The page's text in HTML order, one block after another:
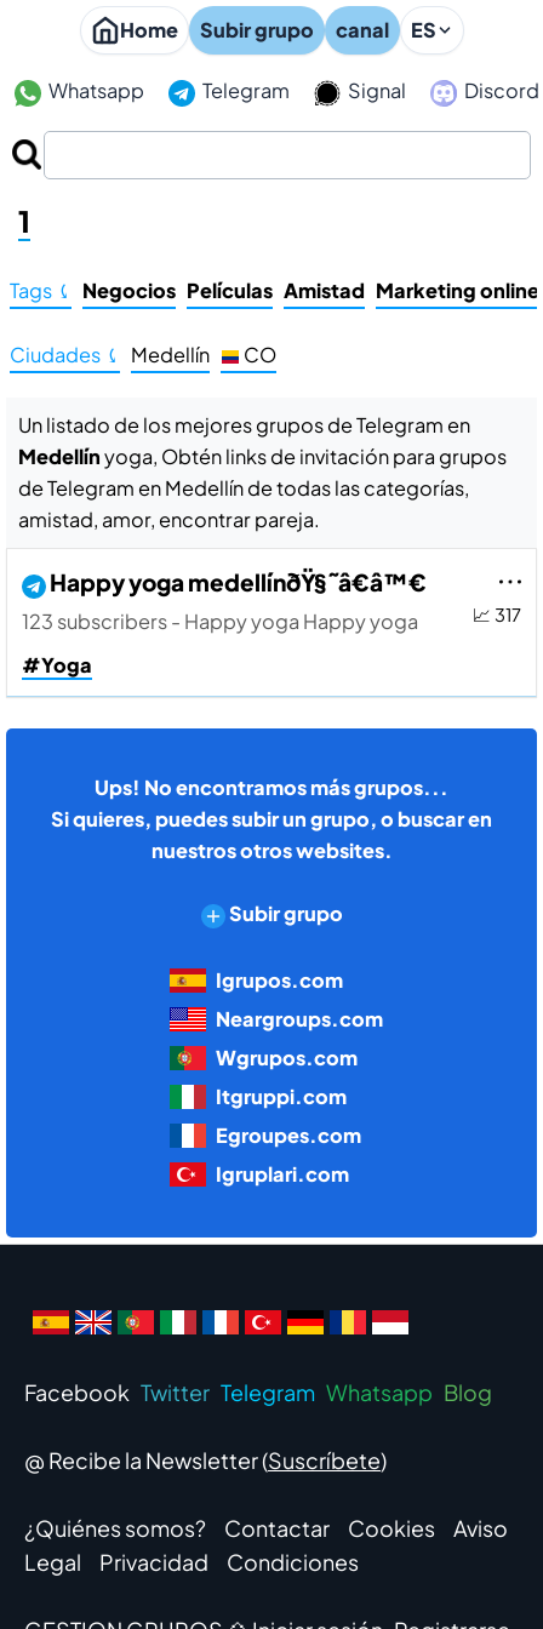
Home Subir grupo canal ES
Whatsapp Telegram Signal Discord
Grupos de Telegram en Medellín yoga
1
Tags ⤹ Negocios Películas Amistad Marketing online
Ciudades ⤹ Medellín CO
Un listado de los mejores grupos de Telegram en
Medellínyoga, Obtén links de invitación para grupos
de Telegram en Medellín de todas las categorías,
amistad, amor, encontrar pareja.
📈 317
Happy yoga medellí­nðŸ§˜â€â™€
123 subscribers - Happy yoga Happy yoga
#Yoga
Ups! No encontramos más grupos...
Si quieres, puedes subir un grupo, o buscar en
nuestros otros websites.
Subir grupo
Igrupos.com
Neargroups.com
Wgrupos.com
Itgruppi.com
Egroupes.com
Igruplari.com
Facebook Twitter Telegram Whatsapp Blog
@ Recibe la Newsletter (Suscríbete)
¿Quiénes somos? Contactar Cookies
Aviso
Legal
Privacidad Condiciones